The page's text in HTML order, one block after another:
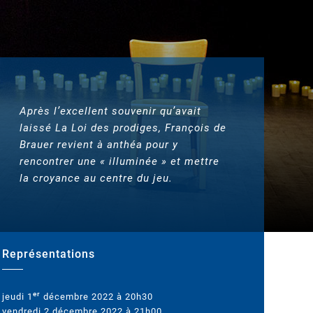
Après l’excellent souvenir qu’avait
laissé La Loi des prodiges, François de
Brauer revient à anthéa pour y
rencontrer une « illuminée » et mettre
la croyance au centre du jeu.
Représentations
jeudi 1 er décembre 2022 à 20h30